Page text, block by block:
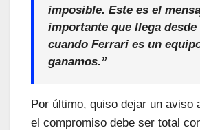
imposible. Este es el
importante que llega desde
cuando Ferrari es un
ganamos.”
Por último, quiso dejar un aviso
el compromiso debe ser total